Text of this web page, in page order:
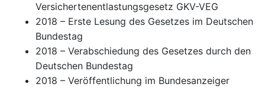
Versichertenentlastungsgesetz GKV-VEG
2018 – Erste Lesung des Gesetzes im Deutschen
Bundestag
2018 – Verabschiedung des Gesetzes durch den
Deutschen Bundestag
2018 – Veröffentlichung im Bundesanzeiger